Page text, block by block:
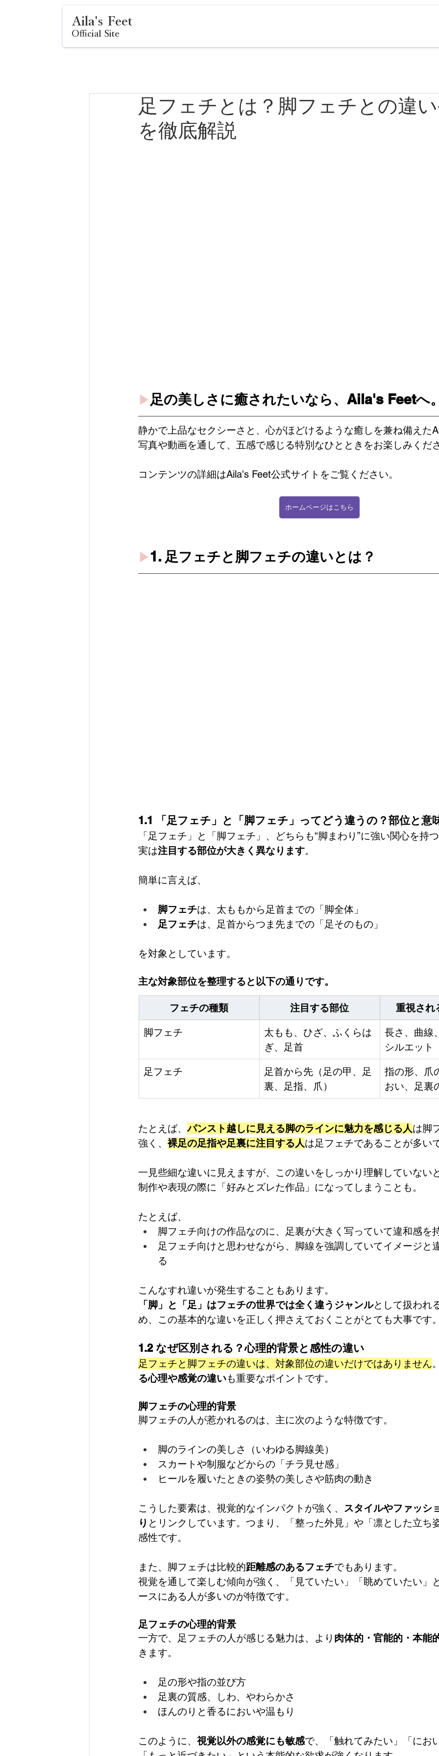
Aila's Feet
Official Site
足フェチとは？脚フェチとの違
を徹底解説
▶︎ 足の美しさに癒されたいなら、Aila's Feetへ
静かで上品なセクシーさと、心がほどけるような癒しを兼ね備えた
写真や動画を通して、五感で感じる特別なひとときをお楽しみくだ
コンテンツの詳細はAila's Feet公式サイトをご覧ください。
ホームページはこちら
▶︎ 1. 足フェチと脚フェチの違いとは？
1.1 「足フェチ」と「脚フェチ」ってどう違うの？部位と意
「足フェチ」と「脚フェチ」、どちらも“脚まわり”に強い関心を持
実は注目する部位が大きく異なります。
簡単に言えば、
脚フェチは、太ももから足首までの「脚全体」
足フェチは、足首からつま先までの「足そのもの」
を対象としています。
主な対象部位を整理すると以下の通りです。
フェチの種類 注目する部位 重視され
脚フェチ
太もも、ひざ、ふくらは
ぎ、足首
長さ、曲線
シルエット
足フェチ
足首から先（足の甲、足
裏、足指、爪）
指の形、爪
おい、足裏
たとえば、パンスト越しに見える脚のラインに魅力を感じる人は脚
強く、 裸足の足指や足裏に注目する人は足フェチであることが多い
一見些細な違いに見えますが、この違いをしっかり理解していない
制作や表現の際に「好みとズレた作品」になってしまうことも。
たとえば、
脚フェチ向けの作品なのに、足裏が大きく写っていて違和感を
足フェチ向けと思わせながら、脚線を強調していてイメージと
る
こんなすれ違いが発生することもあります。
「脚」と「足」はフェチの世界では全く違うジャンルとして扱われ
め、この基本的な違いを正しく押さえておくことがとても大事です
1.2 なぜ区別される？心理的背景と感性の違い
足フェチと脚フェチの違いは、対象部位の違いだけではありません
る心理や感覚の違いも重要なポイントです。
脚フェチの心理的背景
脚フェチの人が惹かれるのは、主に次のような特徴です。
脚のラインの美しさ（いわゆる脚線美）
スカートや制服などからの「チラ見せ感」
ヒールを履いたときの姿勢の美しさや筋肉の動き
こうした要素は、視覚的なインパクトが強く、 スタイルやファッシ
り とリンクしています。つまり、「整った外見」や「凛とした立ち
感性です。
また、脚フェチは比較的距離感のあるフェチでもあります。
視覚を通して楽しむ傾向が強く、「見ていたい」「眺めていたい」
ースにある人が多いのが特徴です。
足フェチの心理的背景
一方で、足フェチの人が感じる魅力は、より 肉体的・官能的・本能
きます。
足の形や指の並び方
足裏の質感、しわ、やわらかさ
ほんのりと香るにおいや温もり
このように、 視覚以外の感覚にも敏感で、「触れてみたい」「にお